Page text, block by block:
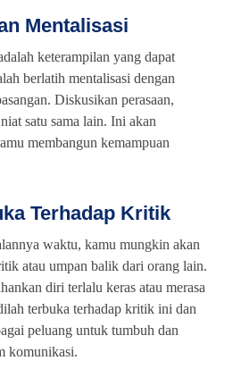
Mentalisasi
keterampilan yang dapat
berlatih mentalisasi dengan
Diskusikan perasaan,
satu sama lain. Ini akan
membangun kemampuan
Terhadap Kritik
waktu, kamu mungkin akan
atau umpan balik dari orang lain.
diri terlalu keras atau merasa
terbuka terhadap kritik ini dan
peluang untuk tumbuh dan
komunikasi.